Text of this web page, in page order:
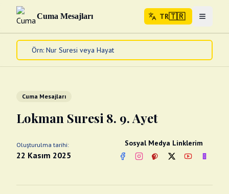
Cuma Mesajları TR🇹🇷 Menuyu
Ana Sayfa
Bayram Mesajları
Diğer
Abdest Videoları
Cuma Mesajları
Lokman Suresi 8. 9. Ayet
Oluşturulma tarihi:
22 Kasım 2025
Sosyal Medya Linklerim
FacebookInstagram
PinterestTwitterYouTube